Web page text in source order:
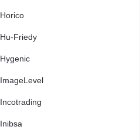
Horico
Hu-Friedy
Hygenic
ImageLevel
Incotrading
Inibsa